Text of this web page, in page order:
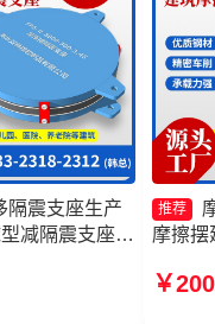
隔震支座生产
减隔震支座生
支座FPSII-
推荐
摩擦摆
摆支
￥